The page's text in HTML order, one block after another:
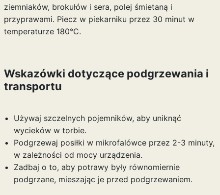
ziemniaków, brokułów i sera, polej śmietaną i
przyprawami. Piecz w piekarniku przez 30 minut w
temperaturze 180°C.
Wskazówki dotyczące podgrzewania i
transportu
Używaj szczelnych pojemników, aby uniknąć
wycieków w torbie.
Podgrzewaj posiłki w mikrofalówce przez 2-3 minuty,
w zależności od mocy urządzenia.
Zadbaj o to, aby potrawy były równomiernie
podgrzane, mieszając je przed podgrzewaniem.